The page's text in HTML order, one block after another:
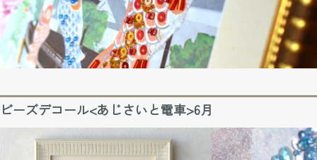
ビーズデコール<あじさいと電車>6月